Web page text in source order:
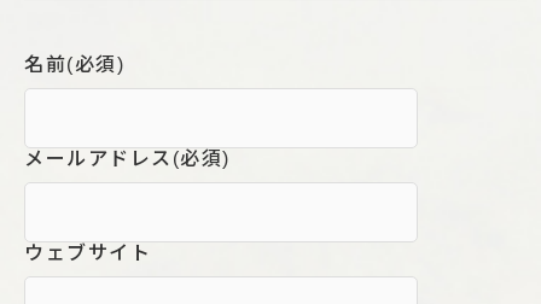
名前(必須)
メールアドレス (必須)
ウェブサイト